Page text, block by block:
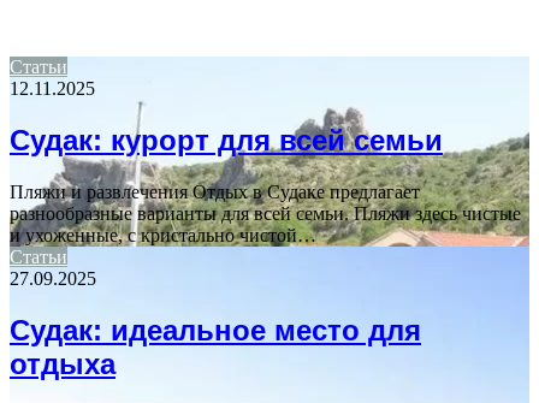
Статьи
12.11.2025
Судак: курорт для всей семьи
Пляжи и развлечения Отдых в Судаке предлагает
разнообразные варианты для всей семьи. Пляжи здесь чистые
и ухоженные, с кристально чистой…
Статьи
27.09.2025
Судак: идеальное место для
отдыха